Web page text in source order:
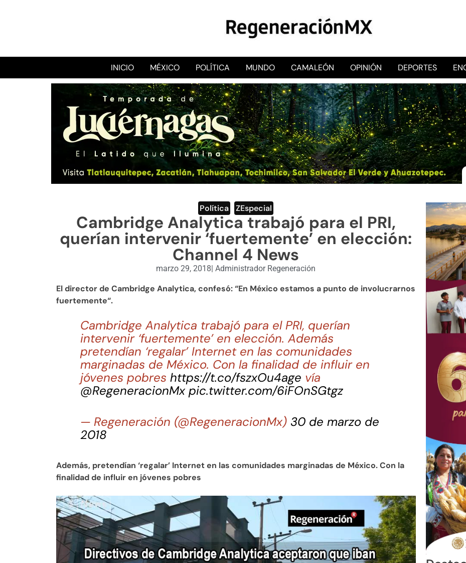
RegeneraciónMX
Sitio de noticias libre e independiente
INICIO MÉXICO POLÍTICA MUNDO CAMALEÓN OPINIÓN DEPORTES
Política ZEspecial
Cambridge Analytica trabajó para el PRI,
querían intervenir ‘fuertemente’ en elección:
Channel 4 News
marzo 29, 2018 Administrador Regeneración
El director de Cambridge Analytica, confesó: “En México estamos a punto de involucrarnos
fuertemente“.
Cambridge Analytica trabajó para el PRI, querían
intervenir ‘fuertemente’ en elección. Además
pretendían ‘regalar’ Internet en las comunidades
marginadas de México. Con la finalidad de influir en
jóvenes pobres https://t.co/fszxOu4age vía
@RegeneracionMx pic.twitter.com/6iFOnSGtgz
— Regeneración (@RegeneracionMx) 30 de marzo de
2018
Además, pretendían ‘regalar’ Internet en las comunidades marginadas de México. Con la
finalidad de influir en jóvenes pobres